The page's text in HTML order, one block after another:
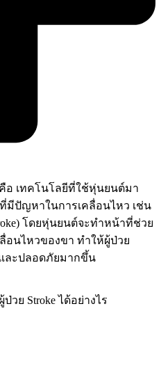
คือ เทคโนโลยีที่ใช้หุ่นยนต์มา
มีปัญหาในการเคลื่อนไหว เช่น
โดยหุ่นยนต์จะทำหน้าที่ช่วย
อนไหวของขา ทำให้ผู้ป่วย
ละปลอดภัยมากขึ้น
ย Stroke ได้อย่างไร